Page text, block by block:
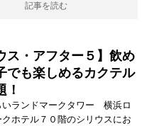
記事を読む
ス・アフター５】飲め
でも楽しめるカクテル
！
いランドマークタワー 横浜ロ
ホテル７０階のシリウスにお